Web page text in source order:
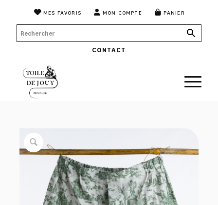
MES FAVORIS MON COMPTE PANIER
CONTACT